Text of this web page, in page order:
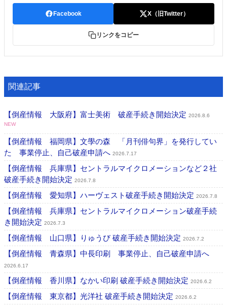
購読・購入申し込み
Facebook X（旧Twitter）
リンクをコピー
関連記事
【倒産情報 大阪府】富士美術 破産手続き開始決定 2026.8.6
NEW
【倒産情報 福岡県】文學の森 「月刊俳句界」を発行してい
た 事業停止、自己破産申請へ 2026.7.17
【倒産情報 兵庫県】セントラルマイクロメーションなど２社
破産手続き開始決定 2026.7.8
【倒産情報 愛知県】ハーヴェスト破産手続き開始決定 2026.7.8
【倒産情報 兵庫県】セントラルマイクロメーション破産手続
き開始決定 2026.7.3
【倒産情報 山口県】りゅうび 破産手続き開始決定 2026.7.2
【倒産情報 青森県】中長印刷 事業停止、自己破産申請へ
2026.6.17
【倒産情報 香川県】なかい印刷 破産手続き開始決定 2026.6.2
【倒産情報 東京都】光洋社 破産手続き開始決定 2026.6.2